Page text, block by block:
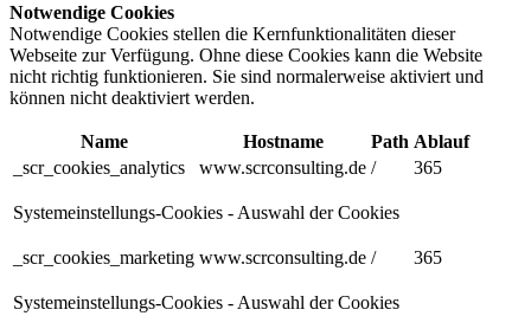
Notwendige Cookies
Notwendige Cookies stellen die Kernfunktionalitäten dieser
Webseite zur Verfügung. Ohne diese Cookies kann die Website
nicht richtig funktionieren. Sie sind normalerweise aktiviert und
können nicht deaktiviert werden.
Name Hostname Path Ablauf
_scr_cookies_analytics
www.scrconsulting.de / 365
Systemeinstellungs-Cookies - Auswahl der Cookies
_scr_cookies_marketing www.scrconsulting.de / 365
Systemeinstellungs-Cookies - Auswahl der Cookies